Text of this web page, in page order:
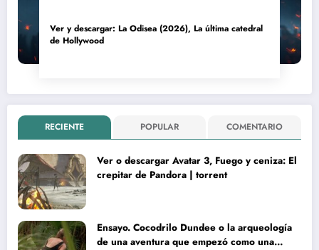
Ver y descargar: La Odisea (2026), La última catedral
de Hollywood
RECIENTE POPULAR COMENTARIO
Ver o descargar Avatar 3, Fuego y ceniza: El
crepitar de Pandora | torrent
Ensayo. Cocodrilo Dundee o la arqueología
de una aventura que empezó como una